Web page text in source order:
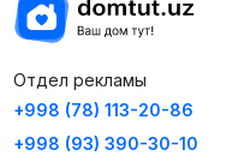
Отдел рекламы
+998 (78) 113-20-86
+998 (93) 390-30-10